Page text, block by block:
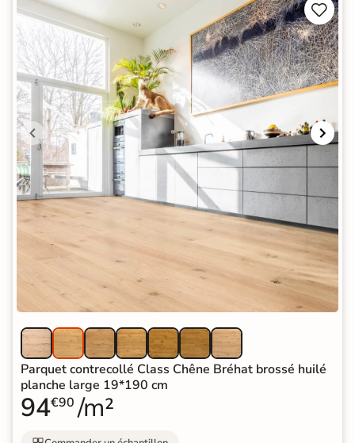


Parquet contrecollé Class Chêne Bréhat brossé huilé
planche large 19*190 cm
94€90 /m²